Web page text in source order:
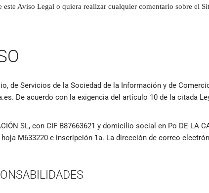
este Aviso Legal o quiera realizar cualquier comentario sobre el
de Servicios de la Sociedad de la Información y de
De acuerdo con la exigencia del artículo 10 de la citada
SL, con CIF B87663621 y domicilio social en Po DE LA
M633220 e inscripción 1a. La dirección de correo